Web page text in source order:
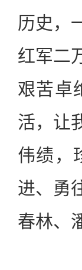
历史，
红军二
艰苦卓
活，让
伟绩，
进、勇
春林、